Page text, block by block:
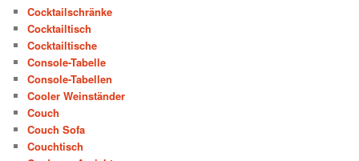
Cocktailschränke
Cocktailtisch
Cocktailtische
Console-Tabelle
Console-Tabellen
Cooler Weinständer
Couch
Couch Sofa
Couchtisch